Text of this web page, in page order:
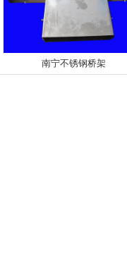
南宁不锈钢桥架